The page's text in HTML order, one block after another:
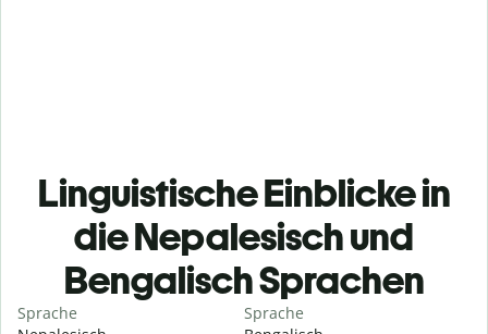
Linguistische Einblicke in
die Nepalesisch und
Bengalisch Sprachen
Sprache
Sprache